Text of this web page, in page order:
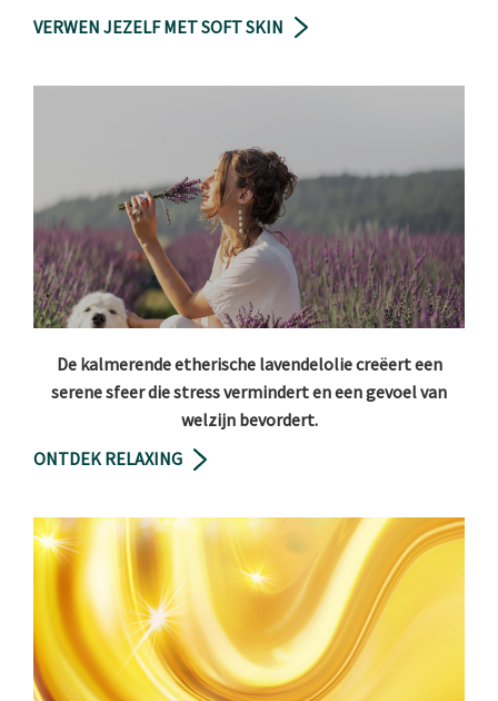
VERWEN JEZELF MET SOFT SKIN
De kalmerende etherische lavendelolie creëert een
serene sfeer die stress vermindert en een gevoel van
welzijn bevordert.
ONTDEK RELAXING